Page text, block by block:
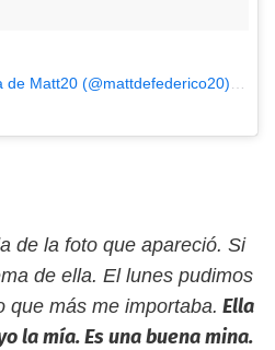
de la foto que apareció. Si
de ella. El lunes pudimos
que más me importaba. Ella
la mía. Es una buena mina.